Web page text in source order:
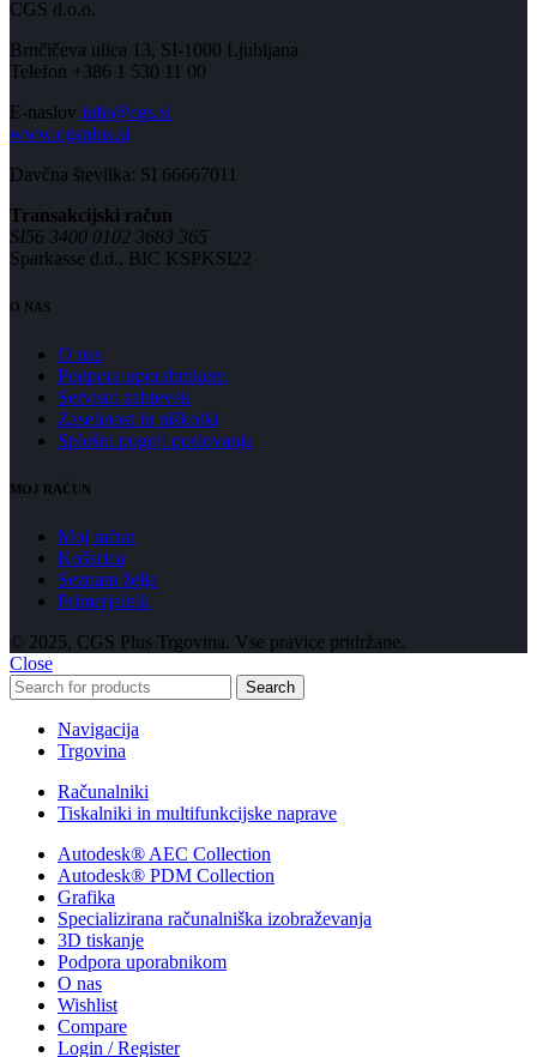
CGS d.o.o.
Brnčičeva ulica 13, SI-1000 Ljubljana
Telefon +386 1 530 11 00
E-naslov info@cgs.si
www.cgsplus.si
Davčna številka: SI 66667011
Transakcijski račun
SI56 3400 0102 3683 365
Sparkasse d.d., BIC KSPKSI22
O NAS
O nas
Podpora uporabnikom
Servisni zahtevek
Zasebnost in piškotki
Splošni pogoji poslovanja
MOJ RAČUN
Moj račun
Košarica
Seznam želja
Primerjalnik
© 2025, CGS Plus Trgovina. Vse pravice pridržane.
Close
Search
Navigacija
Trgovina
Računalniki
Tiskalniki in multifunkcijske naprave
Autodesk® AEC Collection
Autodesk® PDM Collection
Grafika
Specializirana računalniška izobraževanja
3D tiskanje
Podpora uporabnikom
O nas
Wishlist
Compare
Login / Register